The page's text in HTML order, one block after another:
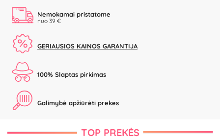
Nemokamai pristatome
nuo 39 €
GERIAUSIOS KAINOS GARANTIJA
100% Slaptas pirkimas
Galimybė apžiūrėti prekes
TOP PREKĖS